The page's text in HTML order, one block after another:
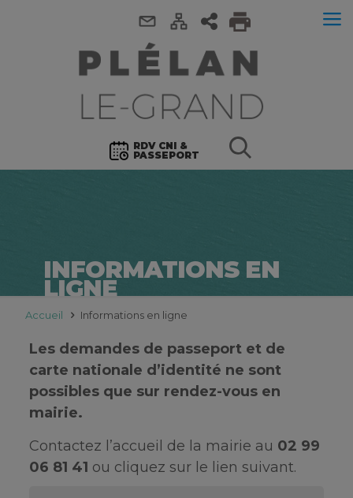
RDV CNI &
PASSEPORT
INFORMATIONS EN
LIGNE
Accueil Informations en ligne
Les demandes de passeport et de
carte nationale d’identité ne sont
possibles que sur rendez-vous en
mairie.
Contactez l’accueil de la mairie au 02 99
06 81 41 ou cliquez sur le lien suivant.